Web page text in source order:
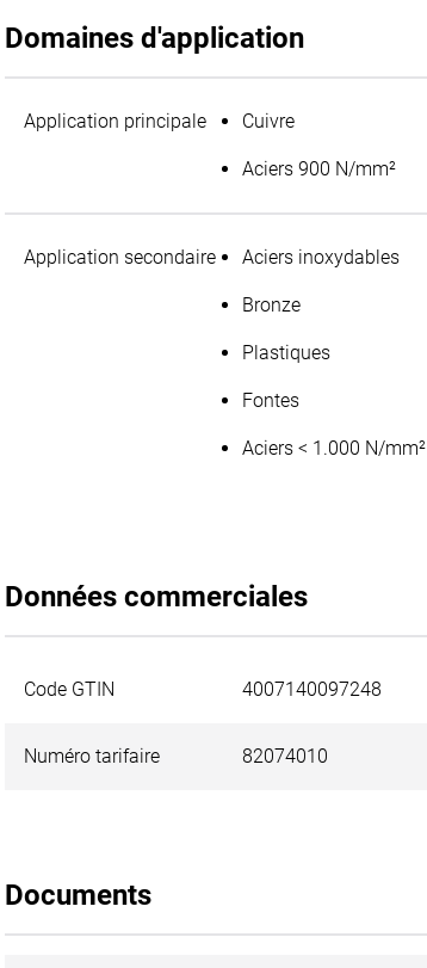
Domaines d'application
Application principale Cuivre
Aciers 900 N/mm²
Application secondaire Aciers inoxydables
Bronze
Plastiques
Fontes
Aciers < 1.000 N/mm²
Données commerciales
Code GTIN 4007140097248
Numéro tarifaire 82074010
Documents